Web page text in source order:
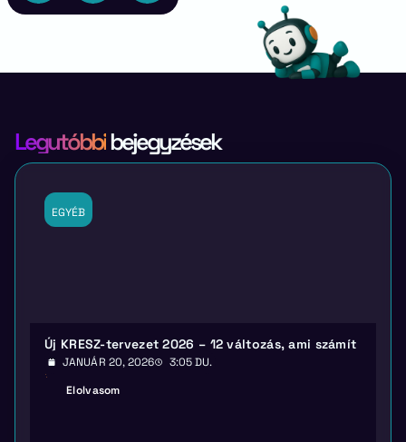
Legutóbbibejegyzések
EGYÉB
Új KRESZ-tervezet 2026 – 12 változás, ami számít
JANUÁR 20, 2026
3:05 DU.
Elolvasom